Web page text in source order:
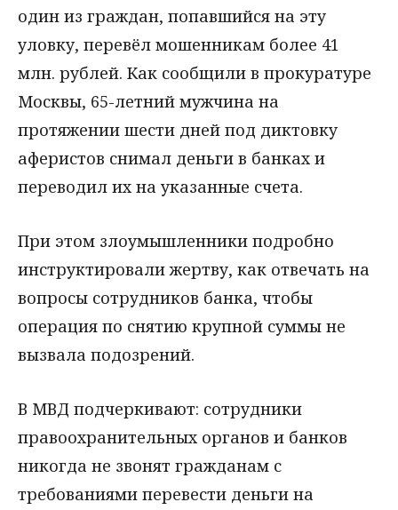
один из граждан, попавшийся на эту
уловку, перевёл мошенникам более 41
млн. рублей. Как сообщили в прокуратуре
Москвы, 65-летний мужчина на
протяжении шести дней под диктовку
аферистов снимал деньги в банках и
переводил их на указанные счета.
При этом злоумышленники подробно
инструктировали жертву, как отвечать на
вопросы сотрудников банка, чтобы
операция по снятию крупной суммы не
вызвала подозрений.
В МВД подчеркивают: сотрудники
правоохранительных органов и банков
никогда не звонят гражданам с
требованиями перевести деньги на